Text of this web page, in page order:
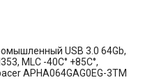
USB 3.0 64Gb,
MLC -40C° +85C°,
APHA064GAG0EG-3TM